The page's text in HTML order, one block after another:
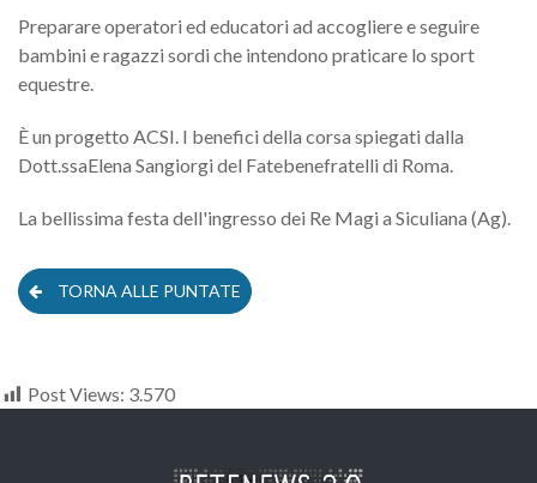
Preparare operatori ed educatori ad accogliere e seguire
bambini e ragazzi sordi che intendono praticare lo sport
equestre.
È un progetto ACSI. I benefici della corsa spiegati dalla
Dott.ssaElena Sangiorgi del Fatebenefratelli di Roma.
La bellissima festa dell'ingresso dei Re Magi a Siculiana (Ag).
TORNA ALLE PUNTATE
Post Views: 3.570